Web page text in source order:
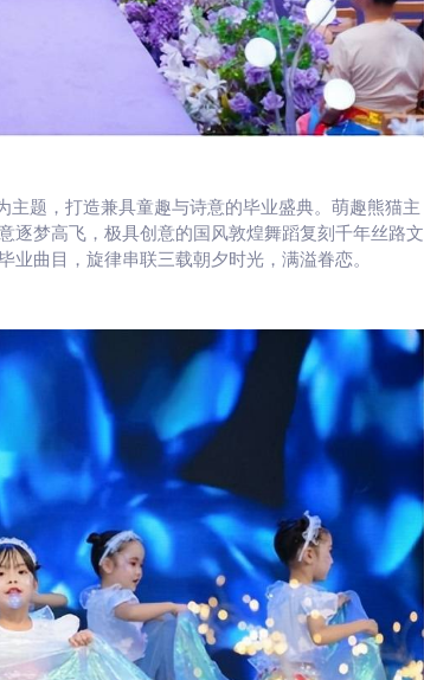
主题，打造兼具童趣与诗意的毕业盛典。萌趣熊猫主
逐梦高飞，极具创意的国风敦煌舞蹈复刻千年丝路文
曲目，旋律串联三载朝夕时光，满溢眷恋。